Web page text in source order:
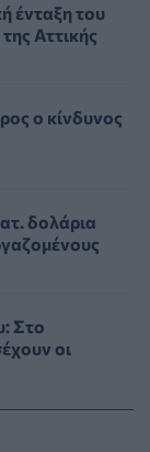
ένταξη του
Αττικής
ο κίνδυνος
δολάρια
Στο
οι